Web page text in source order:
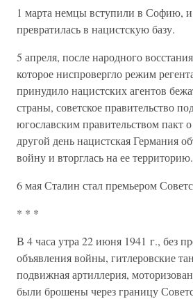
1 марта немцы вступили в Софию, и
превратилась в нацистскую базу.
5 апреля, после народного
которое ниспровергло режим
принудило нацистских агентов
страны, советское правительство
югославским правительством пакт
другой день нацистская Германия
войну и вторглась на ее территорию.
6 мая Сталин стал премьером
* * *
В 4 часа утра 22 июня 1941 г., без
объявления войны, гитлеровские
подвижная артиллерия,
были брошены через границу